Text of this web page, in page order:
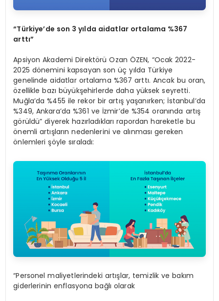
“Türkiye’de son 3 yılda aidatlar ortalama %367
arttı”
Apsiyon Akademi Direktörü Ozan ÖZEN, “Ocak 2022-
2025 dönemini kapsayan son üç yılda Türkiye
genelinde aidatlar ortalama %367 arttı. Ancak bu oran,
özellikle bazı büyükşehirlerde daha yüksek seyretti.
Muğla’da %455 ile rekor bir artış yaşanırken; İstanbul’da
%349, Ankara’da %361 ve İzmir’de %354 oranında artış
görüldü” diyerek hazırladıkları rapordan hareketle bu
önemli artışların nedenlerini ve alınması gereken
önlemleri şöyle sıraladı:
“Personel maliyetlerindeki artışlar, temizlik ve bakım
giderlerinin enflasyona bağlı olarak